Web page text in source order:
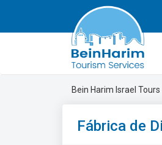
Bein Harim Israel Tours
Fábrica de